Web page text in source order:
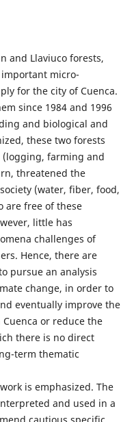
and Llaviuco forests,
micro-
for the city of Cuenca.
since 1984 and 1996
and biological and
these two forests
(logging, farming and
threatened the
(water, fiber, food,
are free of these
little has
challenges of
Hence, there are
pursue an analysis
change, in order to
eventually improve the
or reduce the
there is no direct
term thematic
is emphasized. The
and used in a